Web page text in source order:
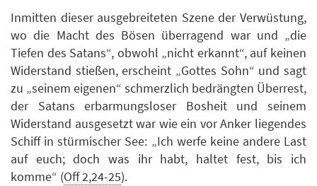
Inmitten dieser ausgebreiteten Szene der Verwüstung,
wo die Macht des Bösen überragend war und „die
Tiefen des Satans“, obwohl „nicht erkannt“, auf keinen
Widerstand stießen, erscheint „Gottes Sohn“ und sagt
zu „seinem eigenen“ schmerzlich bedrängten Überrest,
der Satans erbarmungsloser Bosheit und seinem
Widerstand ausgesetzt war wie ein vor Anker liegendes
Schiff in stürmischer See: „Ich werfe keine andere Last
auf euch; doch was ihr habt, haltet fest, bis ich
komme“ (Off 2,24-25).